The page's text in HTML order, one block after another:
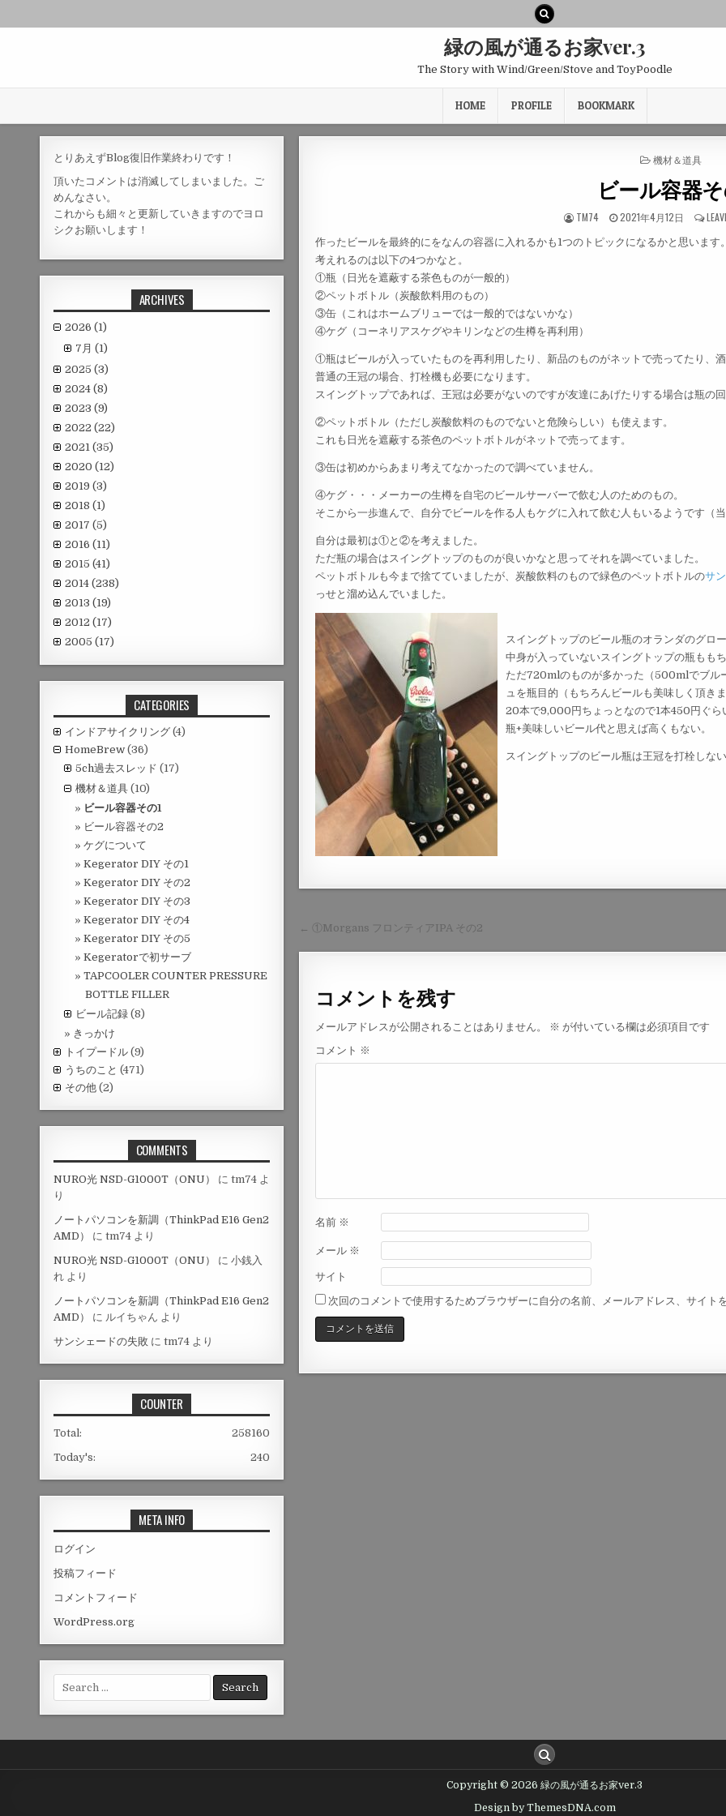
緑の風が通るお家ver.3
The Story with Wind/Green/Stove and ToyPoodle
HOME PROFILE BOOKMARK
POSTED
機材＆道具
ビール容器
TM74 2021年4月12日
作ったビールを最終的にをなんの容器に入れるかも1つのトピックになるかと思います。
考えれるのは以下の4つかなと。
①瓶（日光を遮蔽する茶色ものが一般的）
②ペットボトル（炭酸飲料用のもの）
③缶（これはホームブリューでは一般的ではないかな）
④ケグ（コーネリアスケグやキリンなどの生樽を再利用）
①瓶はビールが入っていたものを再利用したり、新品のものがネットで売ってたり、酒
普通の王冠の場合、打栓機も必要になります。
スイングトップであれば、王冠は必要がないのですが友達にあげたりする場合は瓶の
②ペットボトル（ただし炭酸飲料のものでないと危険らしい）も使えます。
これも日光を遮蔽する茶色のペットボトルがネットで売ってます。
③缶は初めからあまり考えてなかったので調べていません。
④ケグ・・・メーカーの生樽を自宅のビールサーバーで飲む人のためのもの。
そこから一歩進んで、自分でビールを作る人もケグに入れて飲む人もいるようです（
自分は最初は①と②を考えました。
ただ瓶の場合はスイングトップのものが良いかなと思ってそれを調べていました。
ペットボトルも今まで捨てていましたが、炭酸飲料のもので緑色のペットボトルのサ
っせと溜め込んでいました。
スイングトップのビール瓶のオランダのグロー
中身が入っていないスイングトップの瓶もも
ただ720mlのものが多かった（500mlでブル
ュを瓶目的（もちろんビールも美味しく頂き
20本で9,000円ちょっとなので1本450円ぐら
瓶+美味しいビール代と思えば高くもない。
スイングトップのビール瓶は王冠を打栓しな
投
稿
ビ
ゲ
ー
シ
← ①Morgans フロンティアIPA その2
コメントを残す
メールアドレスが公開されることはありません。 ※ が付いている欄は必須項目です
コメント ※
名前 ※
メール ※
サイト
次回のコメントで使用するためブラウザーに自分の名前、メールアドレス、サイト
とりあえずBlog復旧作業終わりです！
頂いたコメントは消滅してしまいました。ご
めんなさい。
これからも細々と更新していきますのでヨロ
シクお願いします！
ARCHIVES
2026(1)
7月(1)
2025(3)
2024(8)
2023(9)
2022(22)
2021(35)
2020(12)
2019(3)
2018(1)
2017(5)
2016(11)
2015(41)
2014(238)
2013(19)
2012(17)
2005(17)
CATEGORIES
インドアサイクリング (4)
HomeBrew (36)
5ch過去スレッド (17)
機材＆道具 (10)
ビール容器その1
ビール容器その2
ケグについて
Kegerator DIY その1
Kegerator DIY その2
Kegerator DIY その3
Kegerator DIY その4
Kegerator DIY その5
Kegeratorで初サーブ
TAPCOOLER COUNTER PRESSURE
BOTTLE FILLER
ビール記録 (8)
きっかけ
トイプードル (9)
うちのこと (471)
その他 (2)
COMMENTS
NURO光 NSD-G1000T（ONU） にtm74 よ
り
ノートパソコンを新調（ThinkPad E16 Gen2
AMD）
にtm74 より
NURO光 NSD-G1000T（ONU）
に小銭入
れ より
ノートパソコンを新調（ThinkPad E16 Gen2
AMD）
に ルイちゃん より
サンシェードの失敗 にtm74 より
COUNTER
258160
Total:
240
Today's:
META INFO
ログイン
投稿フィード
コメントフィード
WordPress.org
Search
for:
Copyright © 2026 緑の風が通るお家ver.3
Design by ThemesDNA.com